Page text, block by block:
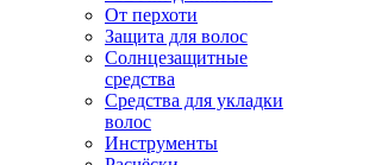
От перхоти
Защита для волос
Солнцезащитные
средства
Средства для укладки
волос
Инструменты